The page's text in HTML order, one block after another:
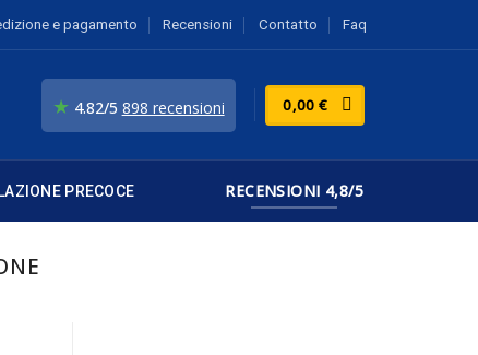
e pagamento Recensioni Contatto Faq
★ 4.82/5 898 recensioni 0,00€
PRECOCE RECENSIONI 4,8/5